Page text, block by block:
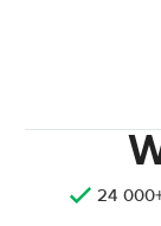
24